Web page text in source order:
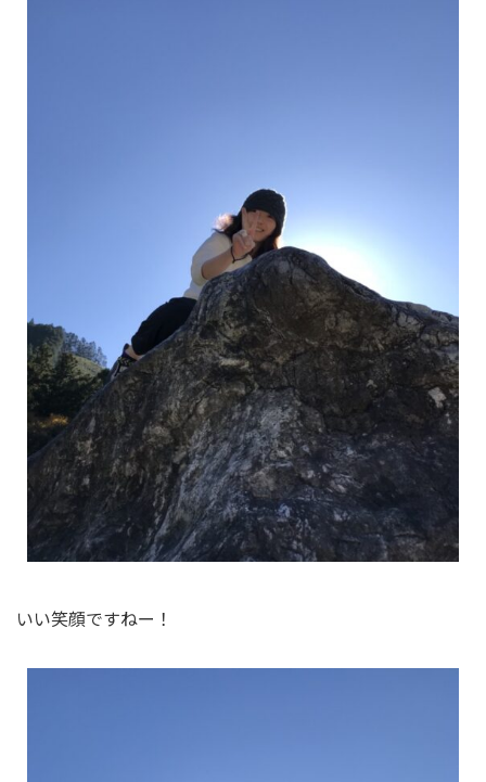
いい笑顔ですねー！